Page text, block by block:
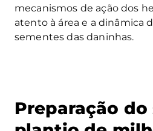
mecanismos de ação dos
atento à área e a dinâmica
sementes das daninhas.
Preparação do